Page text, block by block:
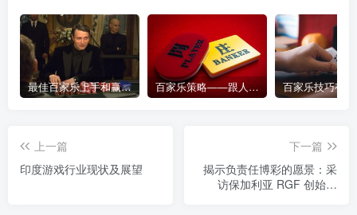
最佳百家乐上手和赢钱指南 – 终极版 百家乐策略——跟人胜过跟路
上一篇
印度游戏行业现状及展望
下一篇
揭示负责任博彩的愿景：采
访保加利亚 RGF 创始人